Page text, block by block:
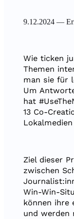
9.12.2024 —
Wie ticken
Themen
man sie für
Um
hat
13 Co-
Ziel dieser
zwischen
Win-Win-
können ihre
und werden